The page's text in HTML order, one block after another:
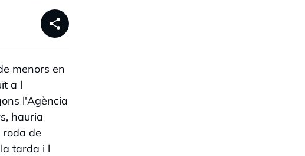
share
menors en
a l
l'Agència
hauria
de
tarda i l